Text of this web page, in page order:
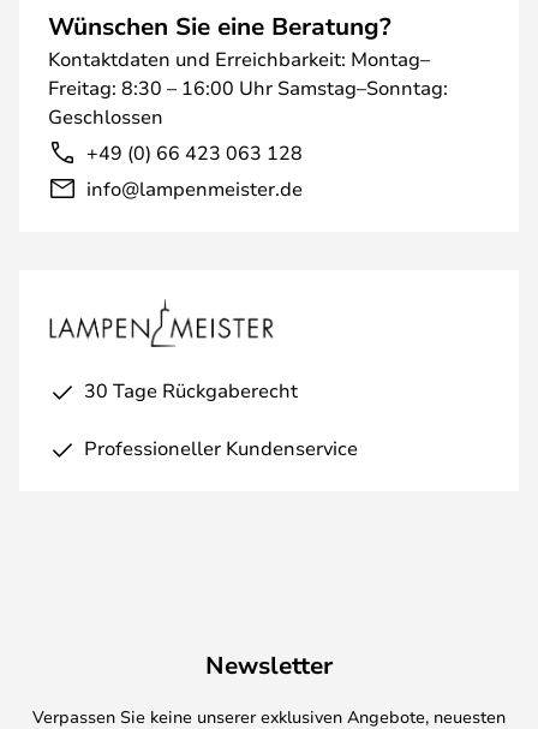
Wünschen Sie eine Beratung?
Kontaktdaten und Erreichbarkeit: Montag–
Freitag: 8:30 – 16:00 Uhr Samstag–Sonntag:
Geschlossen
+49 (0) 66 423 063 128
info@lampenmeister.de
30 Tage Rückgaberecht
Professioneller Kundenservice
Newsletter
Verpassen Sie keine unserer exklusiven Angebote, neuesten